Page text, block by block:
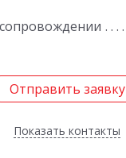
Отправить заявку
Показать контакты
Отправить заявку
Назад